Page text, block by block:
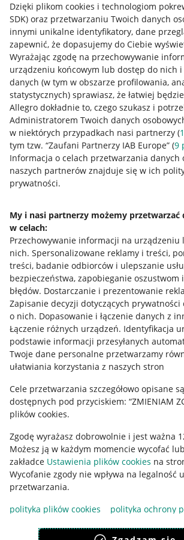
Dzięki plikom cookies i technologiom
SDK) oraz przetwarzaniu Twoich danych
innymi unikalne identyfikatory, dane
zapewnić, że dopasujemy do Ciebie
Wyrażając zgodę na przechowywanie
urządzeniu końcowym lub dostęp do nich
danych (w tym w obszarze profilowania,
statystycznych) sprawiasz, że łatwiej
Allegro dokładnie to, czego szukasz i
Administratorem Twoich danych
w niektórych przypadkach nasi partnerzy (
tym tzw. “Zaufani Partnerzy IAB Europe” (9
Informacja o celach przetwarzania danych
naszych partnerów znajduje się w ich
prywatności.
My i nasi partnerzy możemy przetwarzać
w celach:
Przechowywanie informacji na urządzeniu
nich. Spersonalizowane reklamy i treści,
treści, badanie odbiorców i ulepszanie
bezpieczeństwa, zapobieganie
błędów. Dostarczanie i prezentowanie
Zapisanie decyzji dotyczących
o nich. Dopasowanie i łączenie danych z
Łączenie różnych urządzeń. Identyfikacja
podstawie informacji przesyłanych
Twoje dane personalne przetwarzamy
ułatwiania korzystania z naszych stron
Cele przetwarzania szczegółowo opisane
dostępnych pod przyciskiem: “ZMIENIAM
plików cookies.
Zgodę wyrażasz dobrowolnie i jest ważna
Możesz ją w każdym momencie wycofać
zakładce Ustawienia plików cookies na
Wycofanie zgody nie wpływa na legalność
przetwarzania.
polityka plików cookies
polityka ochrony
Przydatne informacje
Jak to działa
Allegro Gadane dla sprzedających
Allegro Gadane dla kupujących
Mapa miejscowości
Informacje prawne
Regulamin
Polityka plików "cookies"
Ustawienia plików "cookies"
Udostępnianie lokalizacji
Informacje dla Aktu o Usługach Cyfrowych
Pobierz aplikację